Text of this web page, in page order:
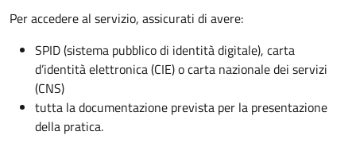
Per accedere al servizio, assicurati di avere:
SPID (sistema pubblico di identità digitale), carta
d’identità elettronica (CIE) o carta nazionale dei servizi
(CNS)
tutta la documentazione prevista per la presentazione
della pratica.